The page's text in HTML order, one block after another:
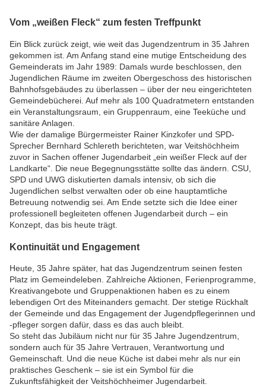
Vom „weißen Fleck“ zum festen Treffpunkt
Ein Blick zurück zeigt, wie weit das Jugendzentrum in 35 Jahren
gekommen ist. Am Anfang stand eine mutige Entscheidung des
Gemeinderats im Jahr 1989: Damals wurde beschlossen, den
Jugendlichen Räume im zweiten Obergeschoss des historischen
Bahnhofsgebäudes zu überlassen – über der neu eingerichteten
Gemeindebücherei. Auf mehr als 100 Quadratmetern entstanden
ein Veranstaltungsraum, ein Gruppenraum, eine Teeküche und
sanitäre Anlagen.
Wie der damalige Bürgermeister Rainer Kinzkofer und SPD-
Sprecher Bernhard Schlereth berichteten, war Veitshöchheim
zuvor in Sachen offener Jugendarbeit „ein weißer Fleck auf der
Landkarte“. Die neue Begegnungsstätte sollte das ändern. CSU,
SPD und UWG diskutierten damals intensiv, ob sich die
Jugendlichen selbst verwalten oder ob eine hauptamtliche
Betreuung notwendig sei. Am Ende setzte sich die Idee einer
professionell begleiteten offenen Jugendarbeit durch – ein
Konzept, das bis heute trägt.
Kontinuität und Engagement
Heute, 35 Jahre später, hat das Jugendzentrum seinen festen
Platz im Gemeindeleben. Zahlreiche Aktionen, Ferienprogramme,
Kreativangebote und Gruppenaktionen haben es zu einem
lebendigen Ort des Miteinanders gemacht. Der stetige Rückhalt
der Gemeinde und das Engagement der Jugendpflegerinnen und
-pfleger sorgen dafür, dass es das auch bleibt.
So steht das Jubiläum nicht nur für 35 Jahre Jugendzentrum,
sondern auch für 35 Jahre Vertrauen, Verantwortung und
Gemeinschaft. Und die neue Küche ist dabei mehr als nur ein
praktisches Geschenk – sie ist ein Symbol für die
Zukunftsfähigkeit der Veitshöchheimer Jugendarbeit.